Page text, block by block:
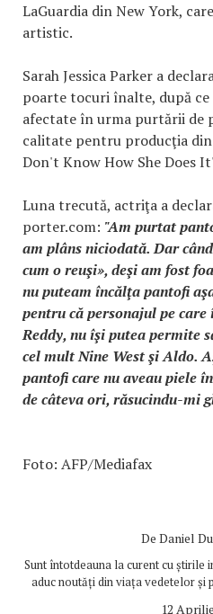
LaGuardia din New York,
artistic.
Sarah Jessica Parker a
poarte tocuri înalte, după
afectate în urma purtării de
calitate pentru producţia
Don't Know How She Does
Luna trecută, actriţa a
porter.com: "Am purtat
am plâns niciodată. Dar
cum o reuşi», deşi am fost
nu puteam încălţa pantofi
pentru că personajul pe
Reddy, nu îşi putea permite
cel mult Nine West şi Aldo.
pantofi care nu aveau piele
de câteva ori, răsucindu-mi
Foto: AFP/Mediafax
De Daniel
Sunt întotdeauna la curent cu știrile
aduc noutăți din viața vedetelor și
12